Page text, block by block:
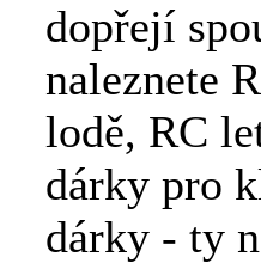
dopřejí
naleznete
lodě, RC
dárky pro
dárky - ty